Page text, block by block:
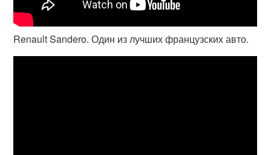
Renault Sandero. Один из лучших французских авто.